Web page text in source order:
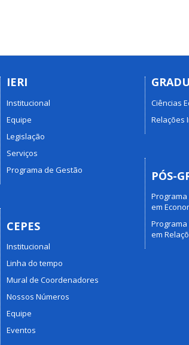
IERI
Institucional
Equipe
Legislação
Serviços
Programa de Gestão
CEPES
Institucional
Linha do tempo
Mural de Coordenadores
Nossos Números
Equipe
Eventos
Ciências
Relações
PÓS-
em
em